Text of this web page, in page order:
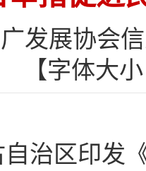
发展协会
【字体大
治区印发